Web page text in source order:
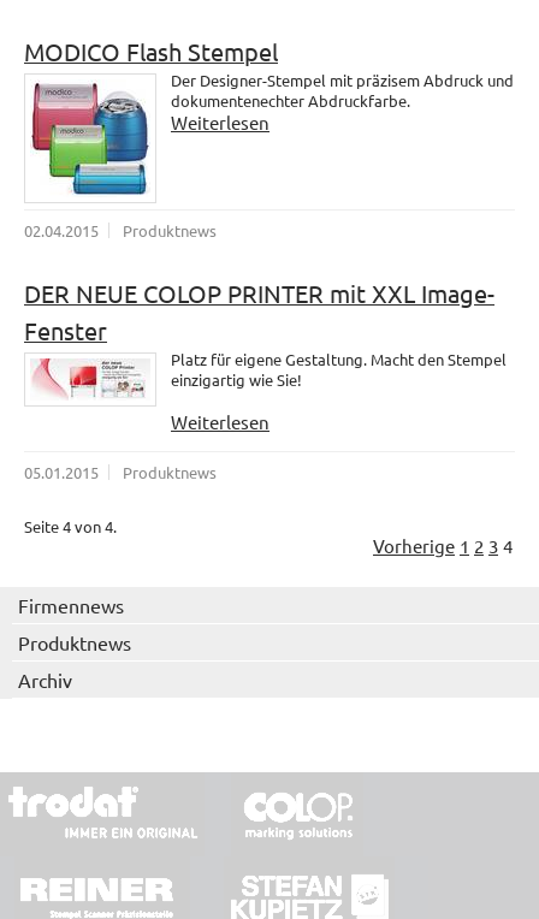
MODICO Flash Stempel
Der Designer-Stempel mit präzisem Abdruck und
dokumentenechter Abdruckfarbe.
Weiterlesen
02.04.2015 Produktnews
DER NEUE COLOP PRINTER mit XXL Image-
Fenster
Platz für eigene Gestaltung. Macht den Stempel
einzigartig wie Sie!
Weiterlesen
05.01.2015 Produktnews
Seite 4 von 4.
Vorherige 1 2 3 4
Firmennews
Produktnews
Archiv